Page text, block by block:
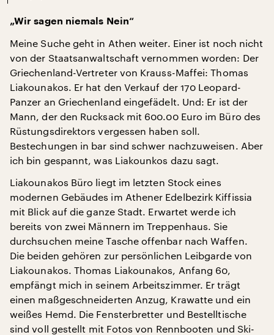
„Wir sagen niemals Nein“
Meine Suche geht in Athen weiter. Einer ist noch nicht
von der Staatsanwaltschaft vernommen worden: Der
Griechenland-Vertreter von Krauss-Maffei: Thomas
Liakounakos. Er hat den Verkauf der 170 Leopard-
Panzer an Griechenland eingefädelt. Und: Er ist der
Mann, der den Rucksack mit 600.00 Euro im Büro des
Rüstungsdirektors vergessen haben soll.
Bestechungen in bar sind schwer nachzuweisen. Aber
ich bin gespannt, was Liakounkos dazu sagt.
Liakounakos Büro liegt im letzten Stock eines
modernen Gebäudes im Athener Edelbezirk Kiffissia
mit Blick auf die ganze Stadt. Erwartet werde ich
bereits von zwei Männern im Treppenhaus. Sie
durchsuchen meine Tasche offenbar nach Waffen.
Die beiden gehören zur persönlichen Leibgarde von
Liakounakos. Thomas Liakounakos, Anfang 60,
empfängt mich in seinem Arbeitszimmer. Er trägt
einen maßgeschneiderten Anzug, Krawatte und ein
weißes Hemd. Die Fensterbretter und Bestelltische
sind voll gestellt mit Fotos von Rennbooten und Ski-